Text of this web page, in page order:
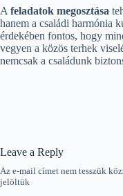
Afeladatok megosztása
hanem a családi harmónia
érdekében fontos, hogy
vegyen a közös terhek
nemcsak a családunk
Leave a Reply
Az e-mail címet nem tesszük
jelöltük